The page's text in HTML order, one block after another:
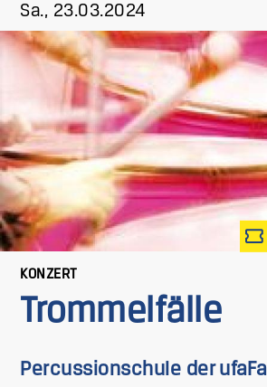
Sa., 23.03.2024
KONZERT
Trommelfälle
Percussionschule der